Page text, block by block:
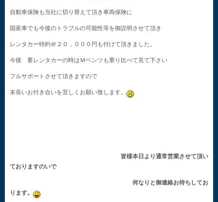
自動車保険も当社に切り替えて頂き車両保険に
国産車でも今後のトラブルの可能性等を御説明させて頂き
レンタカー特約＠２０，０００円も付けて頂きました。
今後 要レンタカーの時はＭベンツも乗り比べて見て下さい
フルサポートさせて頂きますので
末長いお付き合いを宜しくお願い致します。
皆様本日より通常営業させて頂い
ておりますのいで
何なりと御連絡お待ちしてお
ります。